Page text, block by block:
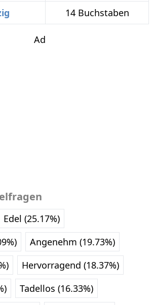
14 Buchstaben
Ad
Edel (25.17%)
Angenehm (19.73%)
Hervorragend (18.37%)
Tadellos (16.33%)